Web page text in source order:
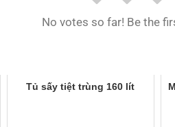
No votes so far! Be the
Tủ sấy tiệt trùng 160 lít